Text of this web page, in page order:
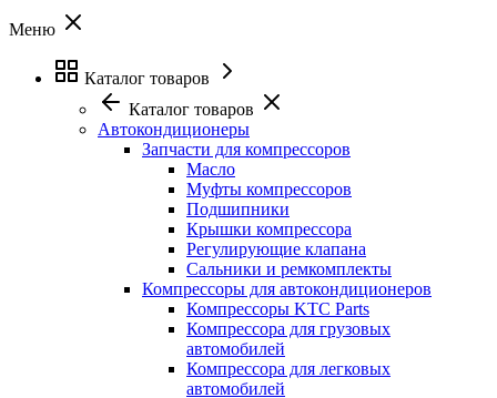
Меню
Каталог товаров
Каталог товаров
Автокондиционеры
Запчасти для компрессоров
Масло
Муфты компрессоров
Подшипники
Крышки компрессора
Регулирующие клапана
Сальники и ремкомплекты
Компрессоры для автокондиционеров
Компрессоры KTC Parts
Компрессора для грузовых
автомобилей
Компрессора для легковых
автомобилей